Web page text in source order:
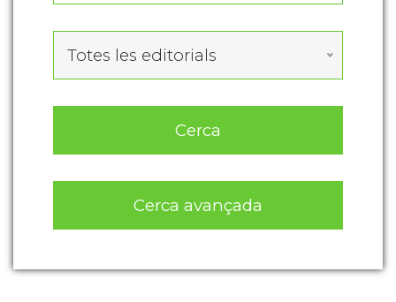
Totes les editorials
Cerca
Cerca avançada